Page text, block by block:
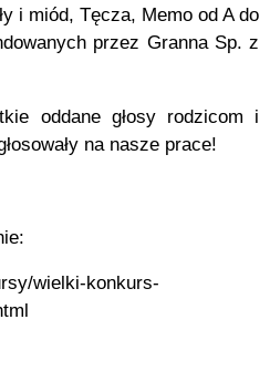
i miód, Tęcza, Memo od A do
przez Granna Sp. z
oddane głosy rodzicom i
na nasze prace!
wielki-konkurs-